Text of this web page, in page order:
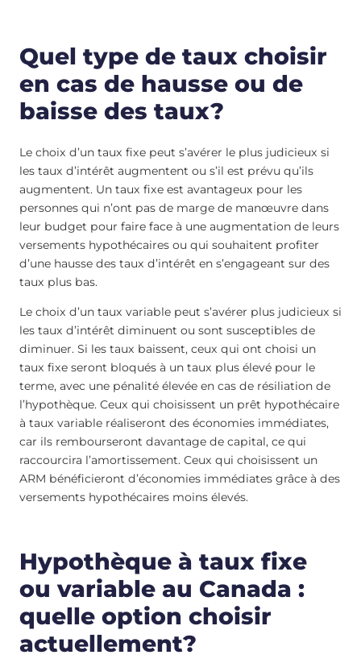
Quel type de taux choisir
en cas de hausse ou de
baisse des taux?
Le choix d’un taux fixe peut s’avérer le plus judicieux si
les taux d’intérêt augmentent ou s’il est prévu qu’ils
augmentent. Un taux fixe est avantageux pour les
personnes qui n’ont pas de marge de manœuvre dans
leur budget pour faire face à une augmentation de leurs
versements hypothécaires ou qui souhaitent profiter
d’une hausse des taux d’intérêt en s’engageant sur des
taux plus bas.
Le choix d’un taux variable peut s’avérer plus judicieux si
les taux d’intérêt diminuent ou sont susceptibles de
diminuer. Si les taux baissent, ceux qui ont choisi un
taux fixe seront bloqués à un taux plus élevé pour le
terme, avec une pénalité élevée en cas de résiliation de
l’hypothèque. Ceux qui choisissent un prêt hypothécaire
à taux variable réaliseront des économies immédiates,
car ils rembourseront davantage de capital, ce qui
raccourcira l’amortissement. Ceux qui choisissent un
ARM bénéficieront d’économies immédiates grâce à des
versements hypothécaires moins élevés.
Hypothèque à taux fixe
ou variable au Canada :
quelle option choisir
actuellement?